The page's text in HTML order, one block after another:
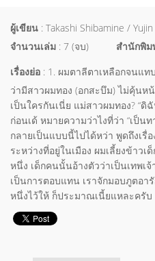
ผู้เขียน : Takashi Shibamine /
จำนวนเล่ม : 7 (จบ) สำนักพิม
เรื่องย่อ : 1. ผมตาลีตาเหลือกจนแ
ว่ามีสาวผมทอง (อกสะบึม) ไม่คุ้น
เป็นใครกันเนี่ย แม่สาวผมทอง? “
ก่อนเด้ หมายความว่าไงที่ว่า “เป็น
กลายเป็นแบบนี้ไปได้หว่า พูดถึงเรื่
ระหว่างที่อยู่ในเมือง ผมเลี้ยงข้าว
หนึ่ง เด็กคนนั้นอ้างตัวว่าเป็นเทพเ
เป็นการตอบแทน เราจักมอบภูตอา
หนึ่งไว้ให้ ก็ประมาณเนี้ยแหละครับ